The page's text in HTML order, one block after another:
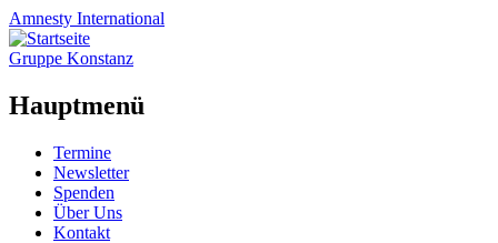
Amnesty International
Gruppe Konstanz
Hauptmenü
Zum
Inhalt
springen
Termine
Newsletter
Spenden
Über Uns
Kontakt